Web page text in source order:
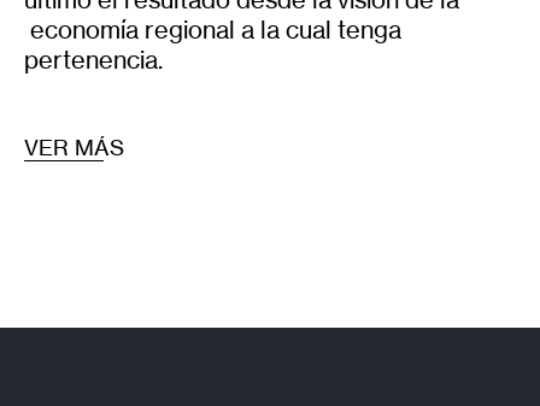
economía regional a la cual tenga
pertenencia.
VER MÁS